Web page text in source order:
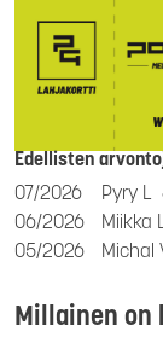
Edellisten
07/2026
Pyry L
06/2026
Miikka
05/2026
Michal
Millainen on